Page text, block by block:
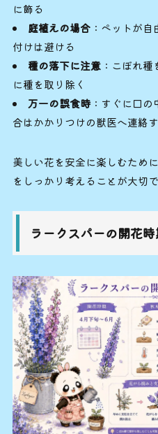
に飾る
庭植えの場合：ペットが自
付けは避ける
種の落下に注意：こぼれ種
に種を取り除く
万一の誤食時：すぐに口の
合はかかりつけの獣医へ連絡
美しい花を安全に楽しむため
をしっかり考えることが大切で
ラークスパーの開花